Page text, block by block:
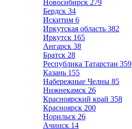
Новосибирск 279
Бердск 34
Искитим 6
Иркутская область 382
Иркутск 165
Ангарск 38
Братск 28
Республика Татарстан 359
Казань 155
Набережные Челны 85
Нижнекамск 26
Красноярский край 358
Красноярск 200
Норильск 26
Ачинск 14